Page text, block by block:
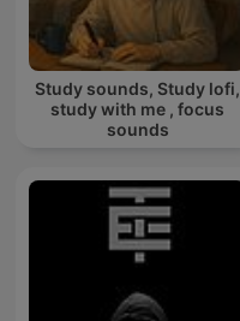
Study sounds, Study lofi,
study with me , focus
sounds